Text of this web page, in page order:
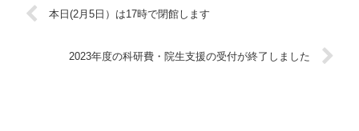
本日(2月5日）は17時で閉館します
2023年度の科研費・院生支援の受付が終了しました